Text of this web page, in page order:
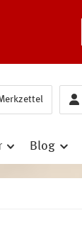
Blog